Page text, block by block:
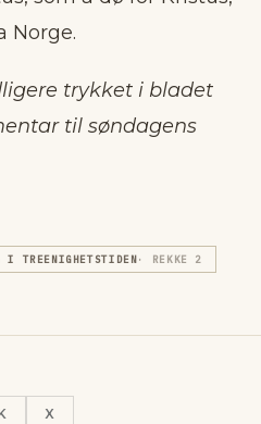
Norge.
trykket i bladet
til søndagens
I TREENIGHETSTIDEN· REKKE 2
X